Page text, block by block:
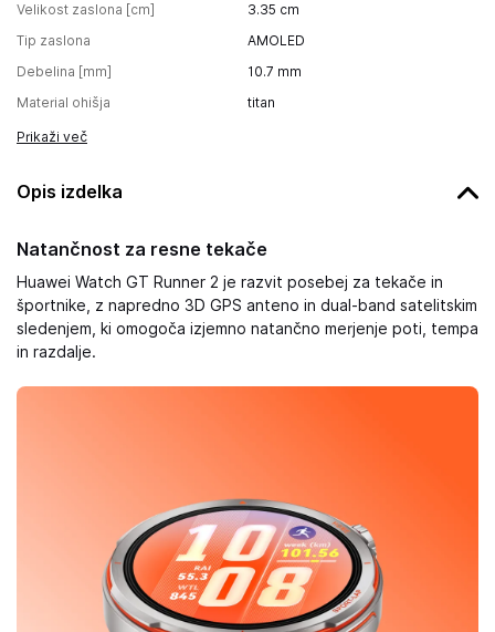
Velikost zaslona [cm]
3.35 cm
Tip zaslona
AMOLED
Debelina [mm]
10.7 mm
Material ohišja
titan
Prikaži več
Opis izdelka
Natančnost za resne tekače
Huawei Watch GT Runner 2 je razvit posebej za tekače in
športnike, z napredno 3D GPS anteno in dual-band satelitskim
sledenjem, ki omogoča izjemno natančno merjenje poti, tempa
in razdalje.